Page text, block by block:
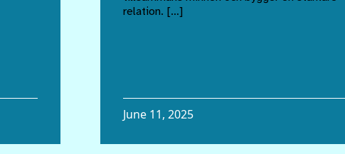
relation. […]
June 11, 2025